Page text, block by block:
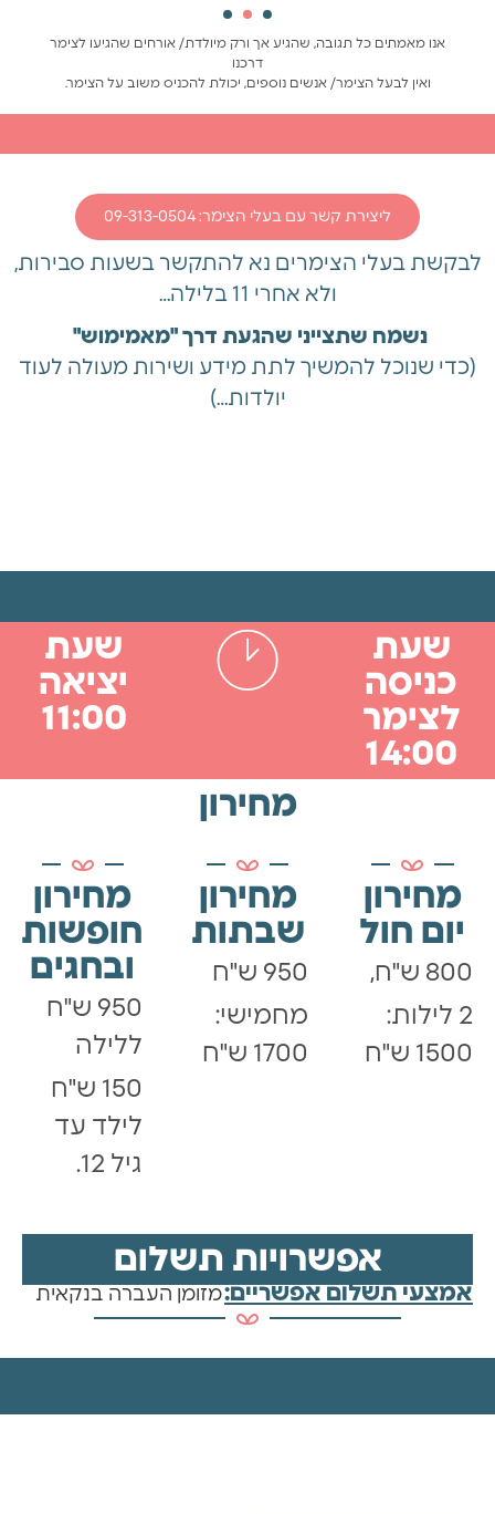
אנו מאמתים כל תגובה, שהגיע אך ורק מיולדת/ אורחים שהגיעו לצימר
דרכנו
ואין לבעל הצימר/ אנשים נוספים, יכולת להכניס משוב על הצימר.
ליצירת קשר עם בעלי הצימר: 09-313-0504
לבקשת בעלי הצימרים נא להתקשר בשעות סבירות,
ולא אחרי 11 בלילה…
נשמח שתצייני שהגעת דרך "מאמימוש"
(כדי שנוכל להמשיך לתת מידע ושירות מעולה לעוד
יולדות…)
שעת
כניסה
לצימר
14:00
שעת
יציאה
11:00
מחירון
מחירון
יום חול
800 ש"ח,
2 לילות:
1500 ש"ח
מחירון
שבתות
950 ש"ח
מחמישי:
1700 ש"ח
מחירון
חופשות
ובחגים
950 ש"ח
ללילה
150 ש"ח
לילד עד
גיל 12.
אפשרויות תשלום
אמצעי תשלום אפשריים:מזומן העברה בנקאית